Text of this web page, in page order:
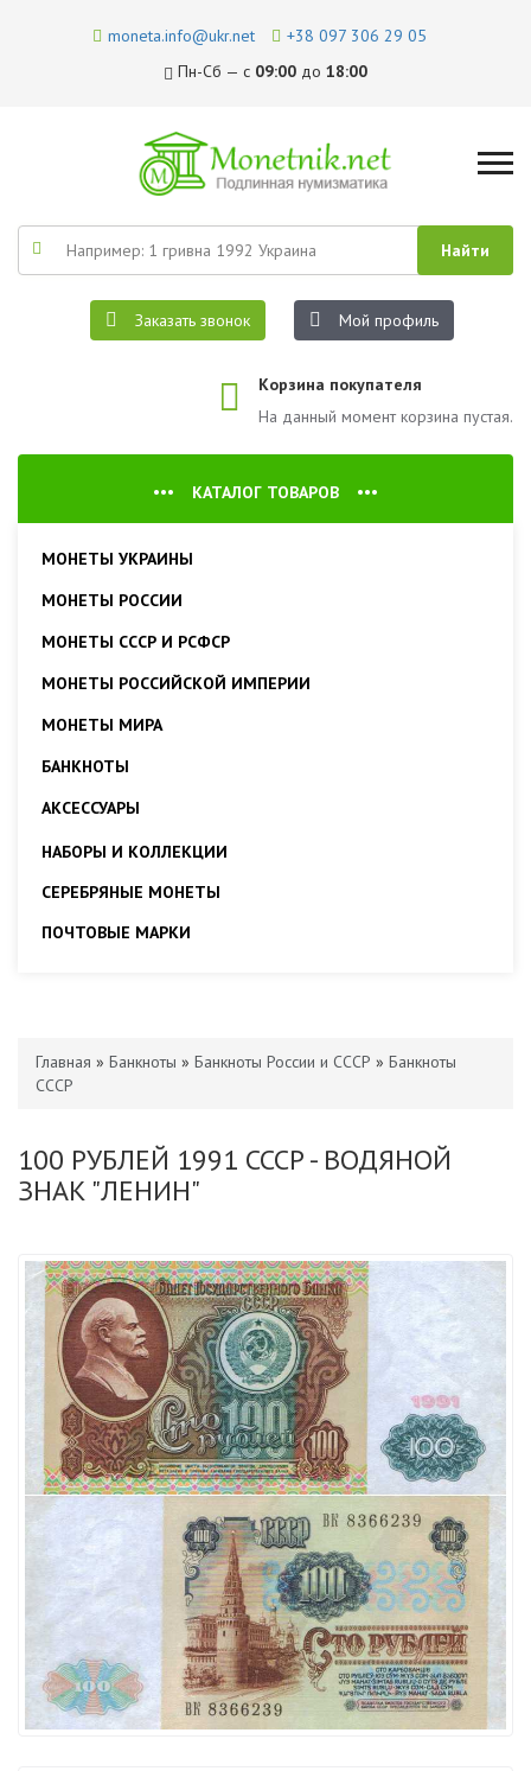
moneta.info@ukr.net
+38 097 306 29 05
Пн-Сб — с 09:00 до 18:00
Заказать звонок Мой профиль
Корзина покупателя
На данный момент корзина пустая.
КАТАЛОГ ТОВАРОВ
МОНЕТЫ УКРАИНЫ
МОНЕТЫ РОССИИ
МОНЕТЫ СССР И РСФСР
МОНЕТЫ РОССИЙСКОЙ ИМПЕРИИ
МОНЕТЫ МИРА
БАНКНОТЫ
АКСЕССУАРЫ
НАБОРЫ И КОЛЛЕКЦИИ
СЕРЕБРЯНЫЕ МОНЕТЫ
ПОЧТОВЫЕ МАРКИ
Главная » Банкноты » Банкноты России и СССР » Банкноты
СССР
100 РУБЛЕЙ 1991 СССР - ВОДЯНОЙ
ЗНАК "ЛЕНИН"